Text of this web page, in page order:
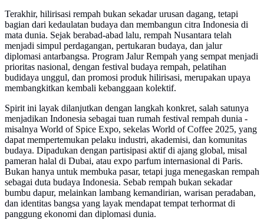
Terakhir, hilirisasi rempah bukan sekadar urusan dagang, tetapi
bagian dari kedaulatan budaya dan membangun citra Indonesia di
mata dunia. Sejak berabad-abad lalu, rempah Nusantara telah
menjadi simpul perdagangan, pertukaran budaya, dan jalur
diplomasi antarbangsa. Program Jalur Rempah yang sempat menjadi
prioritas nasional, dengan festival budaya rempah, pelatihan
budidaya unggul, dan promosi produk hilirisasi, merupakan upaya
membangkitkan kembali kebanggaan kolektif.
Spirit ini layak dilanjutkan dengan langkah konkret, salah satunya
menjadikan Indonesia sebagai tuan rumah festival rempah dunia -
misalnya World of Spice Expo, sekelas World of Coffee 2025, yang
dapat mempertemukan pelaku industri, akademisi, dan komunitas
budaya. Dipadukan dengan partisipasi aktif di ajang global, misal
pameran halal di Dubai, atau expo parfum internasional di Paris.
Bukan hanya untuk membuka pasar, tetapi juga menegaskan rempah
sebagai duta budaya Indonesia. Sebab rempah bukan sekadar
bumbu dapur, melainkan lambang kemandirian, warisan peradaban,
dan identitas bangsa yang layak mendapat tempat terhormat di
panggung ekonomi dan diplomasi dunia.